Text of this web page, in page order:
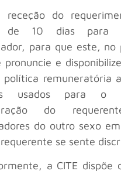
receção do
de 10 dias para
para que este, no
pronuncie e
política remuneratória
usados para o
do
do outro sexo
se sente
a CITE dispõe